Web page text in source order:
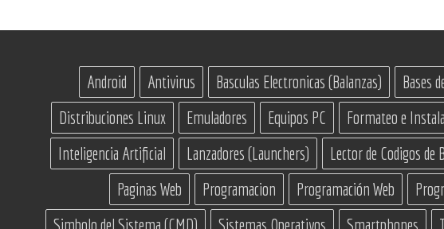
Android Antivirus Basculas Electronicas (Balanzas) Bases
Distribuciones Linux
Emuladores Equipos PC Formateo e
Inteligencia Artificial
Lanzadores (Launchers) Lector de Codigos de
Paginas Web
Programacion Programación Web